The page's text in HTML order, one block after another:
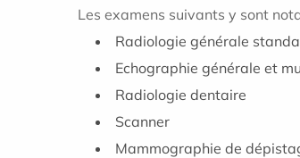
Les examens suivants y sont
Radiologie générale
Echographie générale et
Radiologie dentaire
Scanner
Mammographie de